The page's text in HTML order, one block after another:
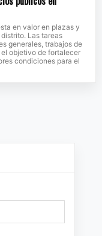
en valor en plazas y
Las tareas
generales, trabajos de
objetivo de fortalecer
condiciones para el